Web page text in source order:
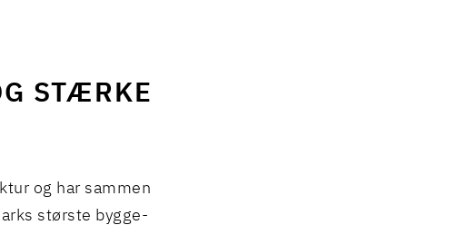
STÆRKE
og har sammen
største bygge-